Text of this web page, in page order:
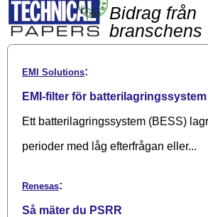
Bidrag från
branschens
EMI Solutions:
EMI-filter för batterilagringssystem
Ett batterilagringssystem (BESS)
perioder med låg efterfrågan eller...
Renesas:
Så mäter du PSRR